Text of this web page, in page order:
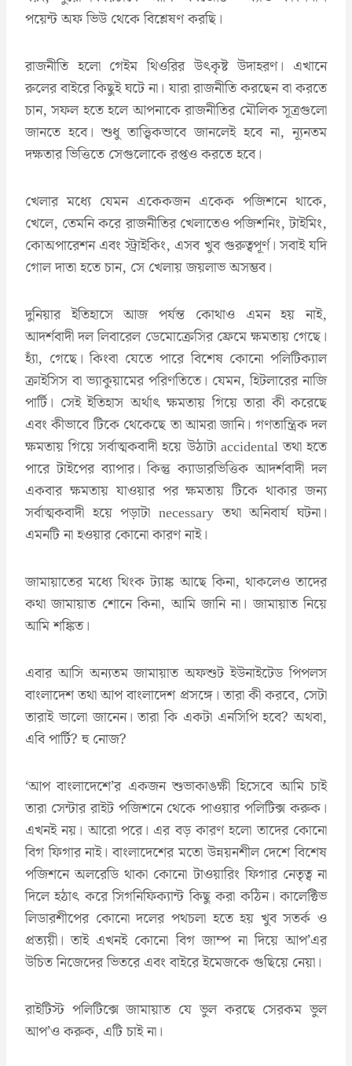
পয়েন্ট অফ ভিউ থেকে বিশ্লেষণ করছি।
রাজনীতি হলো গেইম থিওরির উৎকৃষ্ট উদাহরণ। এখানে
রুলের বাইরে কিছুই ঘটে না। যারা রাজনীতি করছেন বা করতে
চান, সফল হতে হলে আপনাকে রাজনীতির মৌলিক সূত্রগুলো
জানতে হবে। শুধু তাত্ত্বিকভাবে জানলেই হবে না, ন্যূনতম
দক্ষতার ভিত্তিতে সেগুলোকে রপ্তও করতে হবে।
খেলার মধ্যে যেমন একেকজন একেক পজিশনে থাকে,
খেলে, তেমনি করে রাজনীতির খেলাতেও পজিশনিং, টাইমিং,
কোঅপারেশন এবং স্ট্রাইকিং, এসব খুব গুরুত্বপূর্ণ। সবাই যদি
গোল দাতা হতে চান, সে খেলায় জয়লাভ অসম্ভব।
দুনিয়ার ইতিহাসে আজ পর্যন্ত কোথাও এমন হয় নাই,
আদর্শবাদী দল লিবারেল ডেমোক্রেসির ফ্রেমে ক্ষমতায় গেছে।
হ্যাঁ, গেছে। কিংবা যেতে পারে বিশেষ কোনো পলিটিক্যাল
ক্রাইসিস বা ভ্যাকুয়ামের পরিণতিতে। যেমন, হিটলারের নাজি
পার্টি। সেই ইতিহাস অর্থাৎ ক্ষমতায় গিয়ে তারা কী করেছে
এবং কীভাবে টিকে থেকেছে তা আমরা জানি। গণতান্ত্রিক দল
ক্ষমতায় গিয়ে সর্বাত্মকবাদী হয়ে উঠাটা accidental তথা হতে
পারে টাইপের ব্যাপার। কিন্তু ক্যাডারভিত্তিক আদর্শবাদী দল
একবার ক্ষমতায় যাওয়ার পর ক্ষমতায় টিকে থাকার জন্য
সর্বাত্মকবাদী হয়ে পড়াটা necessary তথা অনিবার্য ঘটনা।
এমনটি না হওয়ার কোনো কারণ নাই।
জামায়াতের মধ্যে থিংক ট্যাঙ্ক আছে কিনা, থাকলেও তাদের
কথা জামায়াত শোনে কিনা, আমি জানি না। জামায়াত নিয়ে
আমি শঙ্কিত।
এবার আসি অন্যতম জামায়াত অফশুট ইউনাইটেড পিপলস
বাংলাদেশ তথা আপ বাংলাদেশ প্রসঙ্গে। তারা কী করবে, সেটা
তারাই ভালো জানেন। তারা কি একটা এনসিপি হবে? অথবা,
এবি পার্টি? হু নোজ?
‘আপ বাংলাদেশে’র একজন শুভাকাঙক্ষী হিসেবে আমি চাই
তারা সেন্টার রাইট পজিশনে থেকে পাওয়ার পলিটিক্স করুক।
এখনই নয়। আরো পরে। এর বড় কারণ হলো তাদের কোনো
বিগ ফিগার নাই। বাংলাদেশের মতো উন্নয়নশীল দেশে বিশেষ
পজিশনে অলরেডি থাকা কোনো টাওয়ারিং ফিগার নেতৃত্ব না
দিলে হঠাৎ করে সিগনিফিক্যান্ট কিছু করা কঠিন। কালেক্টিভ
লিডারশীপের কোনো দলের পথচলা হতে হয় খুব সতর্ক ও
প্রত্যয়ী। তাই এখনই কোনো বিগ জাম্প না দিয়ে আপ’এর
উচিত নিজেদের ভিতরে এবং বাইরে ইমেজকে গুছিয়ে নেয়া।
রাইটিস্ট পলিটিক্সে জামায়াত যে ভুল করছে সেরকম ভুল
আপ’ও করুক, এটি চাই না।